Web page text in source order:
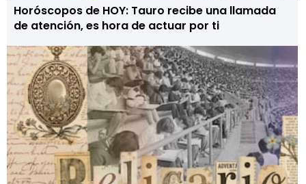
Horóscopos de HOY: Tauro recibe una llamada
de atención, es hora de actuar por ti